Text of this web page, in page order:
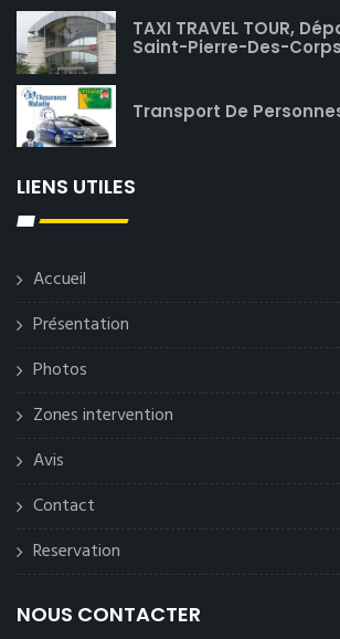
TAXI TRAVEL TOUR,
Saint-Pierre-Des-Corps
Transport De
LIENS UTILES
Accueil
Présentation
Photos
Zones intervention
Avis
Contact
Reservation
NOUS CONTACTER